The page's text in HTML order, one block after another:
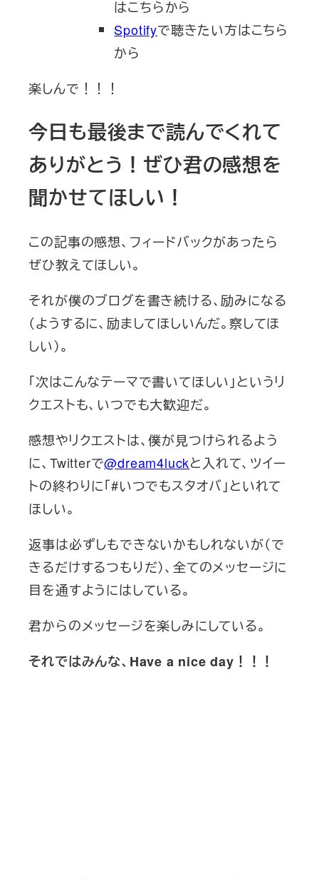
はこちらから
Spotifyで聴きたい方はこちら
から
楽しんで！！！
今日も最後まで読んでくれて
ありがとう！ぜひ君の感想を
聞かせてほしい！
この記事の感想、フィードバックがあったら
ぜひ教えてほしい。
それが僕のブログを書き続ける、励みになる
（ようするに、励ましてほしいんだ。察してほ
しい）。
「次はこんなテーマで書いてほしい」というリ
クエストも、いつでも大歓迎だ。
感想やリクエストは、僕が見つけられるよう
に、Twitterで@dream4luckと入れて、ツイー
トの終わりに「#いつでもスタオバ」といれて
ほしい。
返事は必ずしもできないかもしれないが（で
きるだけするつもりだ）、全てのメッセージに
目を通すようにはしている。
君からのメッセージを楽しみにしている。
それではみんな、Have a nice day！！！